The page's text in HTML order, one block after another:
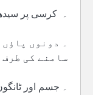
۔ کرسی پر
۔ دونوں
سامنے کی طرف
۔ جسم اور